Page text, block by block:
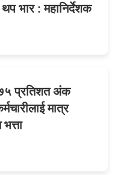
भार : महानिर्देशक
प्रतिशत अंक
मात्र